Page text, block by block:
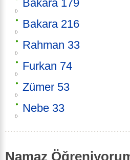
Bakara 179
Bakara 216
Rahman 33
Furkan 74
Zümer 53
Nebe 33
Namaz